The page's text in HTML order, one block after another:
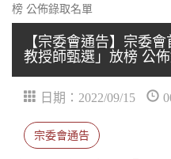
榜 公佈錄取名單
【宗委會通告】宗委
教授師甄選」放榜 公
日期：2022/09/15
宗委會通告